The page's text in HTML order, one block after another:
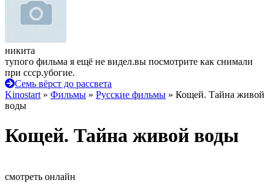
никита
тупого фильма я ещё не видел.вы посмотрите как снимали
при ссср.убогие.
Семь вёрст до рассвета
Kinostart » Фильмы » Русские фильмы » Кощей. Тайна живой
воды
Кощей. Тайна живой воды
смотреть онлайн